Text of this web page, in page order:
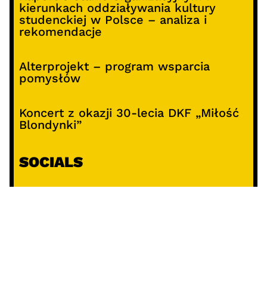
kierunkach oddziaływania kultury
studenckiej w Polsce – analiza i
rekomendacje
Alterprojekt – program wsparcia
pomysłów
Koncert z okazji 30-lecia DKF „Miłość
Blondynki”
SOCIALS